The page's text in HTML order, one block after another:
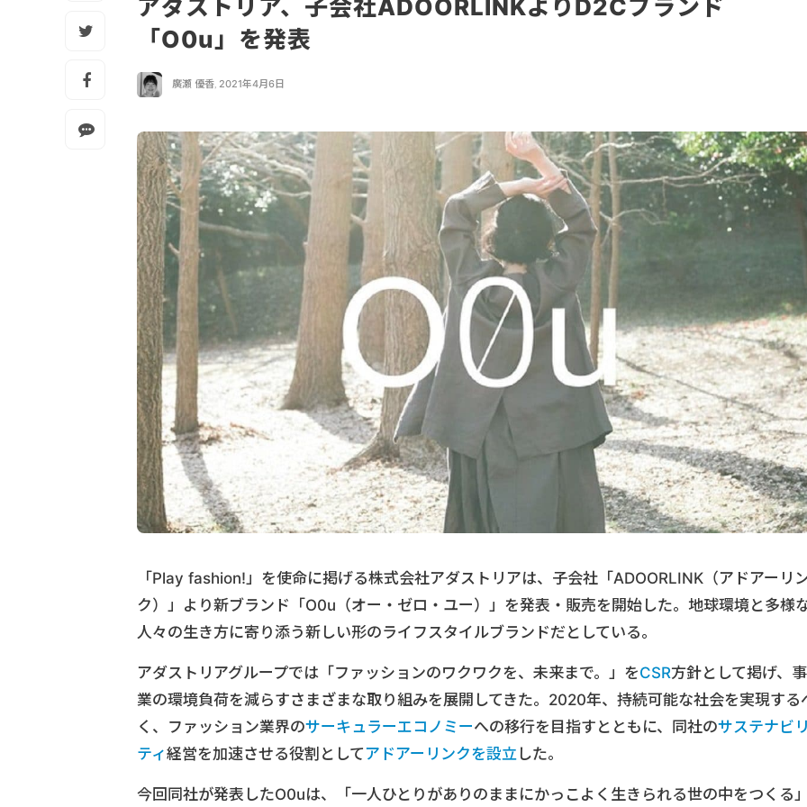
アダストリア、子会社ADOORLINKよりD2Cブランド
「O0u」を発表
廣瀬 優香, 2021年4月6日
「Play fashion!」を使命に掲げる株式会社アダストリアは、子会社「ADOORLINK（アドアーリ
ク）」より新ブランド「O0u（オー・ゼロ・ユー）」を発表・販売を開始した。地球環境と多様
人々の生き方に寄り添う新しい形のライフスタイルブランドだとしている。
アダストリアグループでは「ファッションのワクワクを、未来まで。」をCSR方針として掲げ、事
業の環境負荷を減らすさまざまな取り組みを展開してきた。2020年、持続可能な社会を実現する
く、ファッション業界のサーキュラーエコノミーへの移行を目指すとともに、同社のサステナビ
ティ経営を加速させる役割としてアドアーリンクを設立 した。
今回同社が発表したO0uは、「一人ひとりがありのままにかっこよく生きられる世の中をつくる